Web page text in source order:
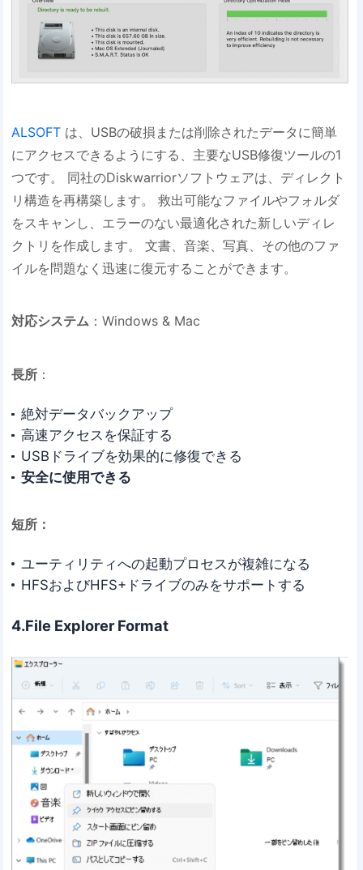
ALSOFT は、USBの破損または削除されたデータに簡単
にアクセスできるようにする、主要なUSB修復ツールの1
つです。 同社のDiskwarriorソフトウェアは、ディレクト
リ構造を再構築します。 救出可能なファイルやフォルダ
をスキャンし、エラーのない最適化された新しいディレ
クトリを作成します。 文書、音楽、写真、その他のファ
イルを問題なく迅速に復元することができます。
対応システム ：Windows & Mac
長所 ：
絶対データバックアップ
高速アクセスを保証する
USBドライブを効果的に修復できる
安全に使用できる
短所：
ユーティリティへの起動プロセスが複雑になる
HFSおよびHFS+ドライブのみをサポートする
4.File Explorer Format